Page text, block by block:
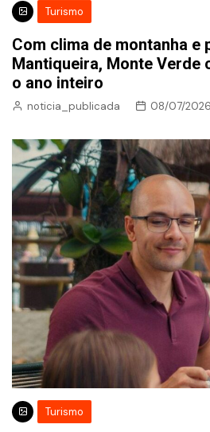
Turismo
Com clima de montanha e
Mantiqueira, Monte Verde
o ano inteiro
noticia_publicada 08/07/2026
Turismo